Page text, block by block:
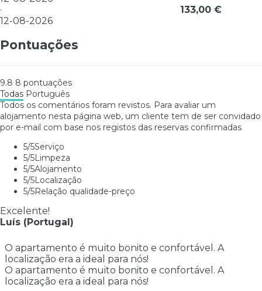
·
12-08-2026
133,00 €
Pontuações
9.8 8 pontuações
Todas Português
Todos os comentários foram revistos. Para avaliar um
alojamento nesta página web, um cliente tem de ser convidado
por e-mail com base nos registos das reservas confirmadas
5/5Serviço
5/5Limpeza
5/5Alojamento
5/5Localização
5/5Relação qualidade-preço
Excelente!
Luís (Portugal)
O apartamento é muito bonito e confortável. A
localização era a ideal para nós!
O apartamento é muito bonito e confortável. A
localização era a ideal para nós!